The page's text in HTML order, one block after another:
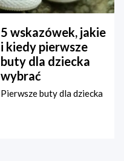
5 wskazówek, jakie
i kiedy pierwsze
buty dla dziecka
wybrać
Pierwsze buty dla dziecka